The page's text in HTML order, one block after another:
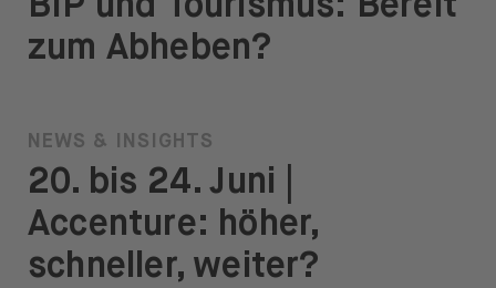
zum Abheben?
NEWS & INSIGHTS
20. bis 24. Juni |
Accenture: höher,
schneller, weiter?